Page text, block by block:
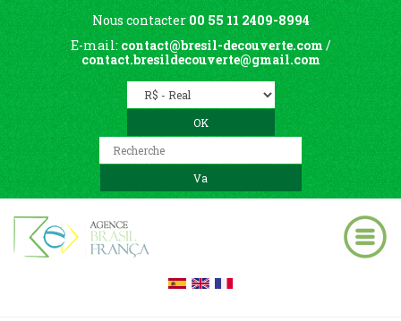
Nous contacter 00 55 11 2409-8994
E-mail: contact@bresil-decouverte.com /
contact.bresildecouverte@gmail.com